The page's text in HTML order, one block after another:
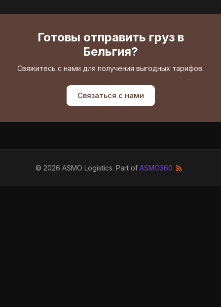
Готовы отправить груз в
Бельгия?
Свяжитесь с нами для получения выгодных тарифов.
Связаться с нами
© 2026 ASMO Logistics. Part of ASMO360